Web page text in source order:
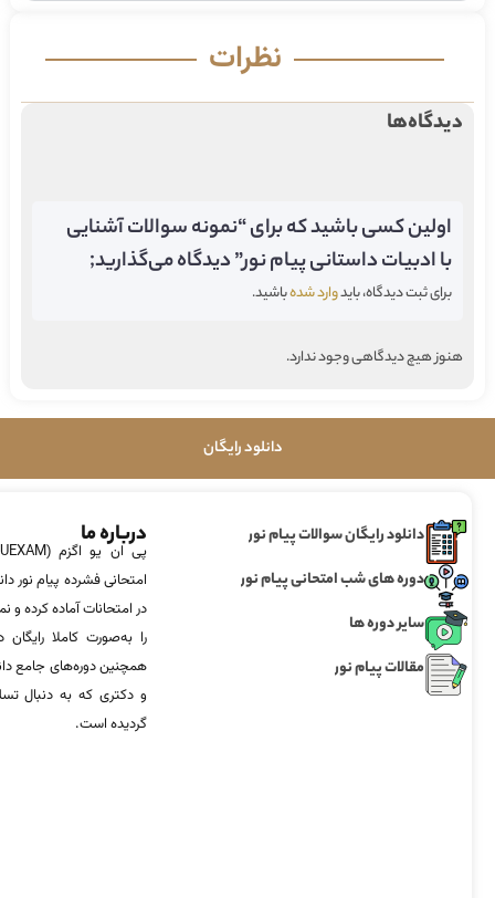
نظرات
دیدگاه‌ها
اولین کسی باشید که برای “نمونه سوالات آشنایی
با ادبیات داستانی پیام نور” دیدگاه می‌گذارید;
برای ثبت دیدگاه، بایدوارد شدهباشید.
هنوز هیچ دیدگاهی وجود ندارد.
دانلود رایگان
دانلود رایگان سوالات پیام نور
دوره های شب امتحانی پیام نور
سایر دوره ها
مقالات پیام نور
درباره ما
امتحانی فشرده پیام نور
در امتحانات آماده‌ کرده
را به‌صورت کاملا
همچنین دوره‌های جامع
و دکتری که به دنبال
گردیده است.